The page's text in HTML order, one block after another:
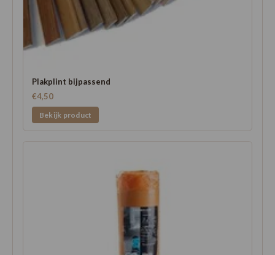
Plakplint bijpassend
€4,50
Bekijk product